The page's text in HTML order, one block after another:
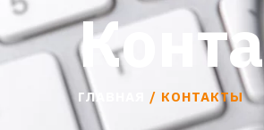
ГЛАВНАЯ / КОНТАКТЫ